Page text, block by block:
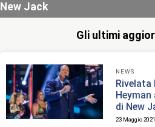
New Jack
Gli ultimi
NEWS
Rivelata
di New
23 Maggio 2021